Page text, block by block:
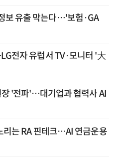
보 유출 막는다…'보험·GA
전자 유럽서 TV·모니터 '大
장 '전파'…대기업과 협력사 AI
리는 RA 핀테크…AI 연금운용